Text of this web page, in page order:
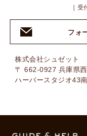
［
フォ
株式会社シュゼット
〒 662-0927 兵庫県
ハーバースタジオ43